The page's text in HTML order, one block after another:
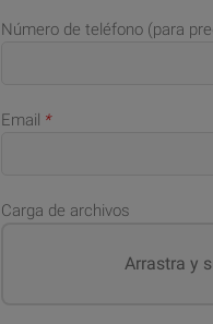
Número de teléfono (para
Email *
Carga de archivos
Arrastra y